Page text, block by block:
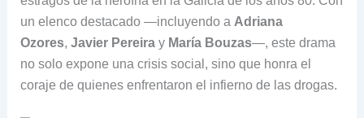
un elenco destacado —incluyendo a Adriana
Ozores, Javier Pereiray María Bouzas—, este drama
no solo expone una crisis social, sino que honra el
coraje de quienes enfrentaron el infierno de las drogas.